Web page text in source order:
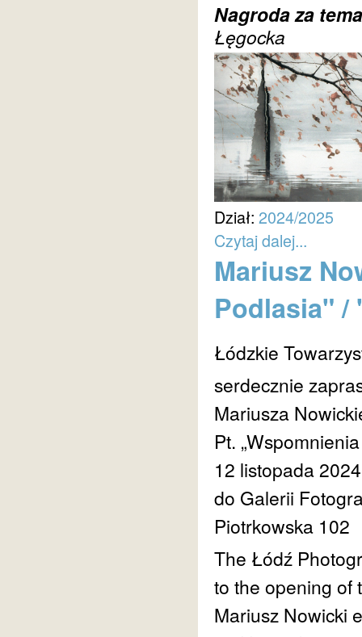
Nagroda za
Łęgocka
Dział: 2024/2025
Czytaj dalej...
Mariusz
Podlasia" /
Łódzkie
serdecznie
Mariusza
Pt.
12 listopada
do Galerii
Piotrkowska 102
The Łódź
to the opening of
Mariusz Nowicki